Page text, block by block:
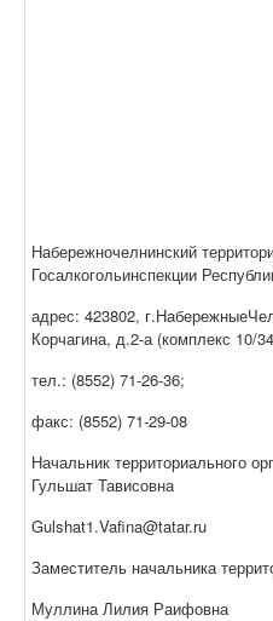
Набережночелнинский
Госалкогольинспекции
адрес: 423802,
Корчагина, д.2-а (комплекс 10/
тел.: (8552) 71-26-36;
факс: (8552) 71-29-08
Начальник территориального
Гульшат Тависовна
Gulshat1.Vafina@tatar.ru
Заместитель начальника
Муллина Лилия Раифовна